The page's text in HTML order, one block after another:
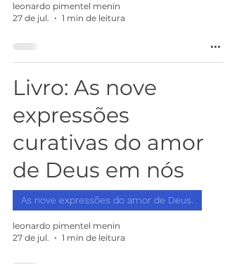
leonardo pimentel menin
27 de jul.
1 min de leitura
Livro: As nove
expressões
curativas do amor
de Deus em nós
As nove expressões do amor de Deus.
leonardo pimentel menin
27 de jul.
1 min de leitura